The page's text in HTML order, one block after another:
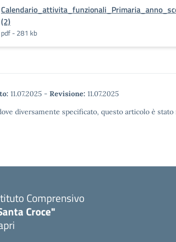
(2)
pdf - 281 kb
11.07.2025 - Revisione: 11.07.2025
diversamente specificato, questo articolo è
Comprensivo
Croce"